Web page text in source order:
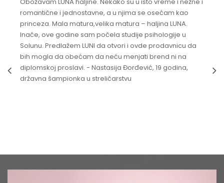
Obožavam LUNA haljine. Nekako su u isto vreme i nežne i
romantične i jednostavne, a u njima se osećam kao
princeza. Mala matura,velika matura – haljina LUNA.
Inače, ove godine sam počela studije psihologije u
Solunu. Predlažem LUNI da otvori i ovde prodavnicu da
bih mogla da obećam da neću menjati brend ni na
diplomskoj proslavi. - Nastasija Đorđević, 19 godina,
državna šampionka u streličarstvu